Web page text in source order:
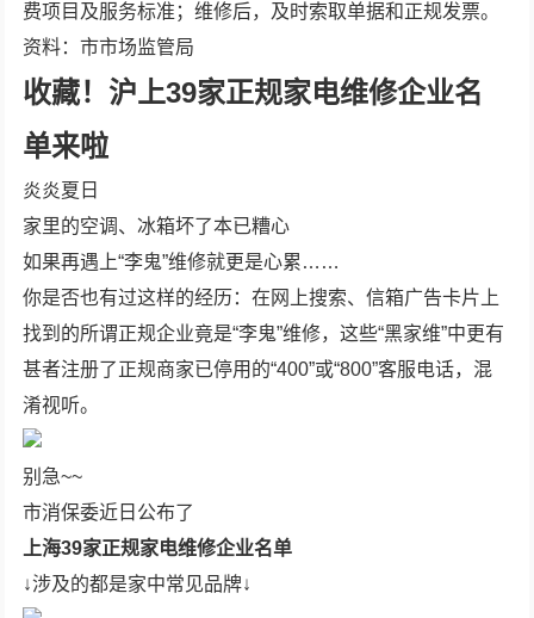
费项目及服务标准；维修后，及时索取单据和正规发票。
资料：市市场监管局
收藏！沪上39家正规家电维修企业名
单来啦
炎炎夏日
家里的空调、冰箱坏了本已糟心
如果再遇上“李鬼”维修就更是心累……
你是否也有过这样的经历：在网上搜索、信箱广告卡片上
找到的所谓正规企业竟是“李鬼”维修，这些“黑家维”中更有
甚者注册了正规商家已停用的“400”或“800”客服电话，混
淆视听。
别急~~
市消保委近日公布了
上海39家正规家电维修企业名单
↓涉及的都是家中常见品牌↓